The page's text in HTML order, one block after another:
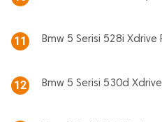
11 Bmw 5 Serisi 528i Xdrive
12 Bmw 5 Serisi 530d